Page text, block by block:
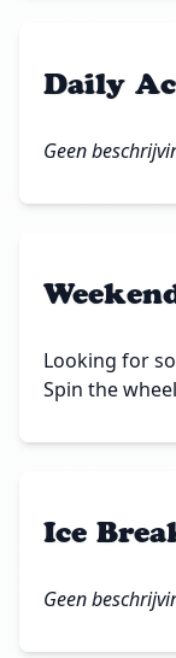
Daily
Geen
Looking for
Spin the
Ice
Geen